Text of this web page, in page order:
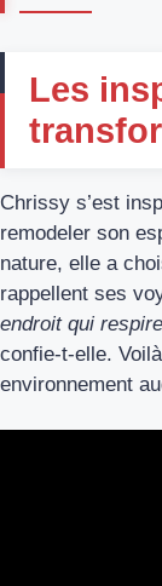
Les
Chrissy s’est
remodeler son
nature, elle a
rappellent ses
endroit qui
confie-t-elle.
environnement